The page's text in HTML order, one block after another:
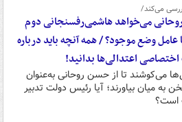
می‌کند/
می‌خواهد هاشمی‌رفسنجانی دوم
عامل وضع موجود؟ / همه آنچه باید درباره
اعتدالی‌ها بدانید!
می‌کوشند تا از حسن روحانی به‌عنوان
میان بیاورند؛ آیا رئیس دولت تدبیر
است؟